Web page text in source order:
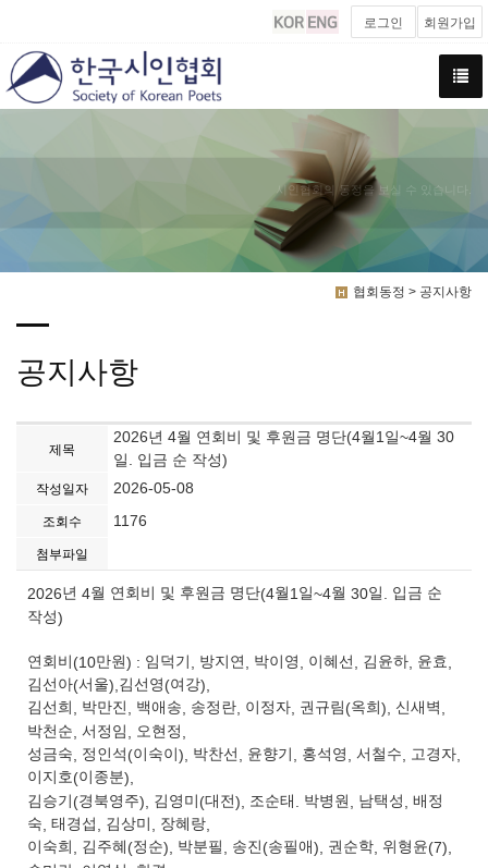
로그인 회원가입
시인협회의 동정을 보실 수 있습니다.
협회동정 > 공지사항
공지사항
제목
2026년 4월 연회비 및 후원금 명단(4월1일~4월 30
일. 입금 순 작성)
작성일자 2026-05-08
조회수 1176
첨부파일
2026년 4월 연회비 및 후원금 명단(4월 1일~4월 30일 . 입금 순
작성)
연회비 (10만원) : 임덕기 방지연 박이영 이혜선 김윤하 윤효
김선아(서울),김선영 (여강),
김선희 , 박만진 , 백애송, 송정란, 이정자, 권규림 (옥희 ), 신새벽 ,
박천순 서정임 오현정
성금숙, 정인석 (이숙이 ), 박찬선 , 윤향기 , 홍석영 , 서철수, 고경자,
이지호(이종분),
김승기 (경북영주), 김영미 (대전 ), 조순태 박병원 남택성
배정
숙, 태경섭 , 김상미 , 장혜랑,
이숙희 , 김주혜 (정순), 박분필 , 송진 (송필애 ), 권순학, 위형윤(7),